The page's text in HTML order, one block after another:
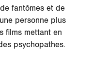
fantômes et de
personne plus
films mettant en
psychopathes.